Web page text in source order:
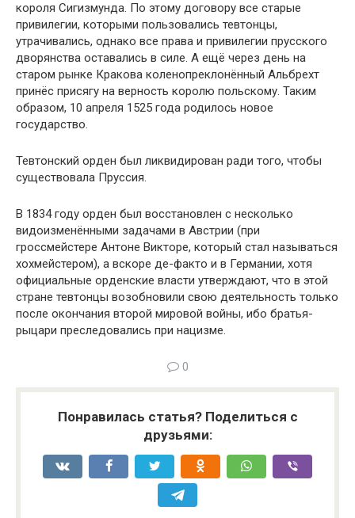
короля Сигизмунда. По этому договору все старые
привилегии, которыми пользовались тевтонцы,
утрачивались, однако все права и привилегии прусского
дворянства оставались в силе. А ещё через день на
старом рынке Кракова коленопреклонённый Альбрехт
принёс присягу на верность королю польскому. Таким
образом, 10 апреля 1525 года родилось новое
государство.
Тевтонский орден был ликвидирован ради того, чтобы
существовала Пруссия.
В 1834 году орден был восстановлен с несколько
видоизменёнными задачами в Австрии (при
гроссмейстере Антоне Викторе, который стал называться
хохмейстером), а вскоре де-факто и в Германии, хотя
официальные орденские власти утверждают, что в этой
стране тевтонцы возобновили свою деятельность только
после окончания второй мировой войны, ибо братья-
рыцари преследовались при нацизме.
0
Понравилась статья? Поделиться с
друзьями: